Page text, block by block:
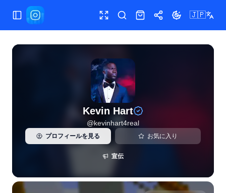
メニュー切替 全画面検索 ショップ共有 テーマ切替
🇯🇵
Kevin Hart（@kevinhart4real）のInstagramライブ統計と
Kevin Hart
@kevinhart4real
プロフィールを見る お気に入り
宣伝